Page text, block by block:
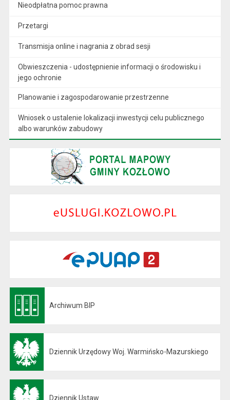
Nieodpłatna pomoc prawna
Przetargi
Transmisja online i nagrania z obrad sesji
Obwieszczenia - udostępnienie informacji o środowisku i
jego ochronie
Planowanie i zagospodarowanie przestrzenne
Wniosek o ustalenie lokalizacji inwestycji celu publicznego
albo warunków zabudowy
Archiwum BIP
Dziennik Urzędowy Woj. Warmińsko-Mazurskiego
Dziennik Ustaw